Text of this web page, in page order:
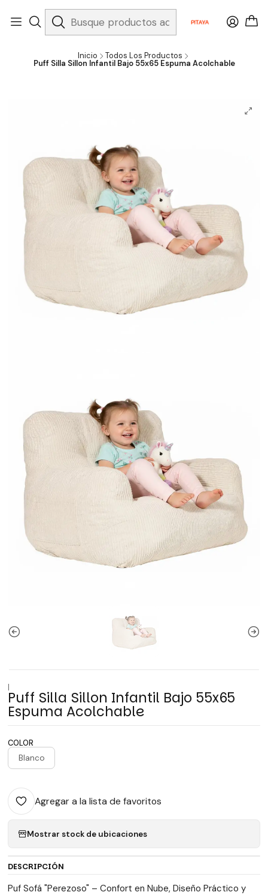
Inicio Todos Los Productos
Puff Silla Sillon Infantil Bajo 55x65 Espuma Acolchable
|
Puff Silla Sillon Infantil Bajo 55x65
Espuma Acolchable
COLOR
Blanco
Agregar a la lista de favoritos
Mostrar stock de ubicaciones
DESCRIPCIÓN
Puf Sofá "Perezoso" – Confort en Nube, Diseño Práctico y